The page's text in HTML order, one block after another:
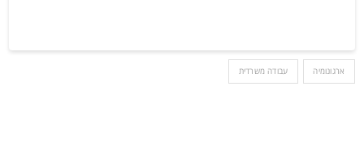
ארגונומיה עבודה משרדית